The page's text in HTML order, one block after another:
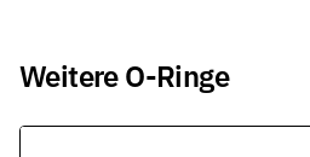
Weitere O-Ringe